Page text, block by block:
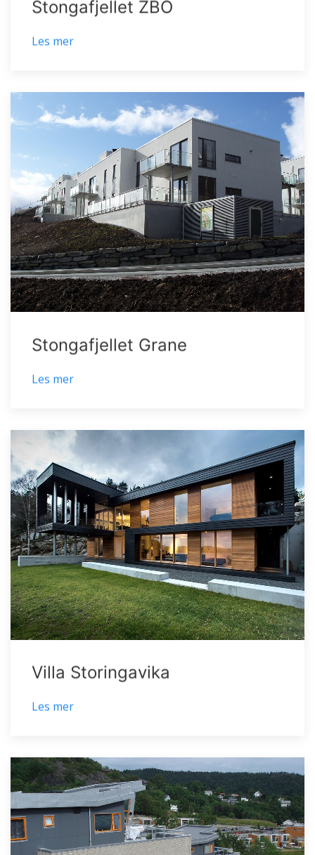
Stongafjellet ZBO
Les mer
Stongafjellet Grane
Les mer
Villa Storingavika
Les mer